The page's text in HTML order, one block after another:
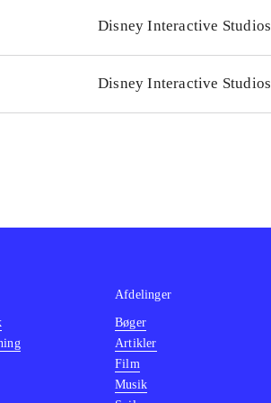
Disney Interactive Studios
Disney Interactive Studios
Afdelinger
Bøger
Artikler
Film
Musik